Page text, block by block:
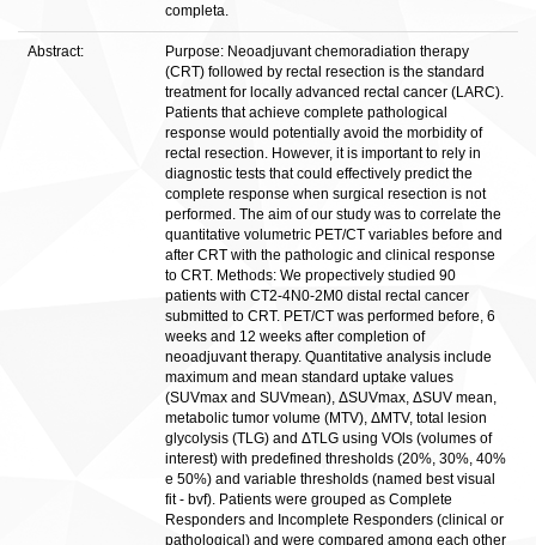
completa.
Abstract:
Purpose: Neoadjuvant chemoradiation therapy
(CRT) followed by rectal resection is the standard
treatment for locally advanced rectal cancer (LARC).
Patients that achieve complete pathological
response would potentially avoid the morbidity of
rectal resection. However, it is important to rely in
diagnostic tests that could effectively predict the
complete response when surgical resection is not
performed. The aim of our study was to correlate the
quantitative volumetric PET/CT variables before and
after CRT with the pathologic and clinical response
to CRT. Methods: We propectively studied 90
patients with CT2-4N0-2M0 distal rectal cancer
submitted to CRT. PET/CT was performed before, 6
weeks and 12 weeks after completion of
neoadjuvant therapy. Quantitative analysis include
maximum and mean standard uptake values
(SUVmax and SUVmean), ΔSUVmax, ΔSUV mean,
metabolic tumor volume (MTV), ΔMTV, total lesion
glycolysis (TLG) and ΔTLG using VOls (volumes of
interest) with predefined thresholds (20%, 30%, 40%
e 50%) and variable thresholds (named best visual
fit - bvf). Patients were grouped as Complete
Responders and Incomplete Responders (clinical or
pathological) and were compared among each other